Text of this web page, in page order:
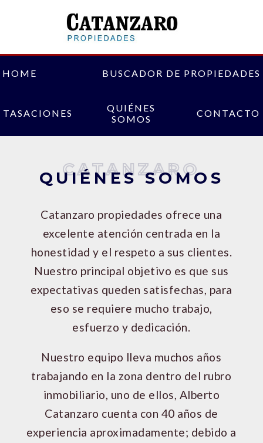
HOME BUSCADOR DE PROPIEDADES
TASACIONES
QUIÉNES
SOMOS
CONTACTO
CATANZARO
QUIÉNES SOMOS
Catanzaro propiedades ofrece una
excelente atención centrada en la
honestidad y el respeto a sus clientes.
Nuestro principal objetivo es que sus
expectativas queden satisfechas, para
eso se requiere mucho trabajo,
esfuerzo y dedicación.
Nuestro equipo lleva muchos años
trabajando en la zona dentro del rubro
inmobiliario, uno de ellos, Alberto
Catanzaro cuenta con 40 años de
experiencia aproximadamente; debido a